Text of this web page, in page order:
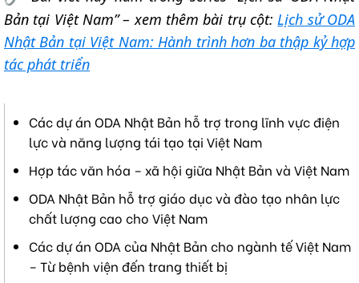
Bản tại Việt Nam” – xem thêm bài trụ cột:Lịch sử ODA
Nhật Bản tại Việt Nam: Hành trình hơn ba thập kỷ hợp
tác phát triển
Các dự án ODA Nhật Bản hỗ trợ trong lĩnh vực điện
lực và năng lượng tái tạo tại Việt Nam
Hợp tác văn hóa – xã hội giữa Nhật Bản và Việt Nam
ODA Nhật Bản hỗ trợ giáo dục và đào tạo nhân lực
chất lượng cao cho Việt Nam
Các dự án ODA của Nhật Bản cho ngành tế Việt Nam
– Từ bệnh viện đến trang thiết bị